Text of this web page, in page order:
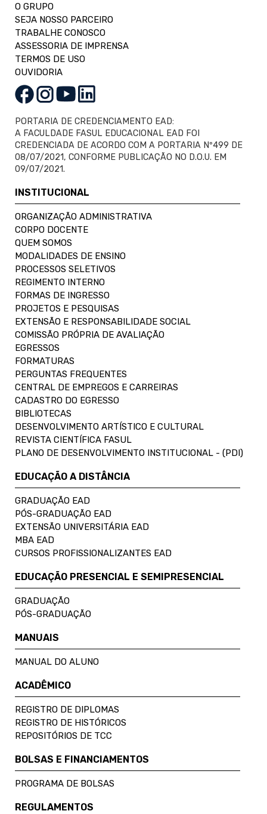
O GRUPO
SEJA NOSSO PARCEIRO
TRABALHE CONOSCO
ASSESSORIA DE IMPRENSA
TERMOS DE USO
OUVIDORIA
PORTARIA DE CREDENCIAMENTO EAD:
A FACULDADE FASUL EDUCACIONAL EAD FOI
CREDENCIADA DE ACORDO COM A PORTARIA Nº499 DE
08/07/2021, CONFORME PUBLICAÇÃO NO D.O.U. EM
09/07/2021.
INSTITUCIONAL
ORGANIZAÇÃO ADMINISTRATIVA
CORPO DOCENTE
QUEM SOMOS
MODALIDADES DE ENSINO
PROCESSOS SELETIVOS
REGIMENTO INTERNO
FORMAS DE INGRESSO
PROJETOS E PESQUISAS
EXTENSÃO E RESPONSABILIDADE SOCIAL
COMISSÃO PRÓPRIA DE AVALIAÇÃO
EGRESSOS
FORMATURAS
PERGUNTAS FREQUENTES
CENTRAL DE EMPREGOS E CARREIRAS
CADASTRO DO EGRESSO
BIBLIOTECAS
DESENVOLVIMENTO ARTÍSTICO E CULTURAL
REVISTA CIENTÍFICA FASUL
PLANO DE DESENVOLVIMENTO INSTITUCIONAL - (PDI)
EDUCAÇÃO A DISTÂNCIA
GRADUAÇÃO EAD
PÓS-GRADUAÇÃO EAD
EXTENSÃO UNIVERSITÁRIA EAD
MBA EAD
CURSOS PROFISSIONALIZANTES EAD
EDUCAÇÃO PRESENCIAL E SEMIPRESENCIAL
GRADUAÇÃO
PÓS-GRADUAÇÃO
MANUAIS
MANUAL DO ALUNO
ACADÊMICO
REGISTRO DE DIPLOMAS
REGISTRO DE HISTÓRICOS
REPOSITÓRIOS DE TCC
BOLSAS E FINANCIAMENTOS
PROGRAMA DE BOLSAS
REGULAMENTOS